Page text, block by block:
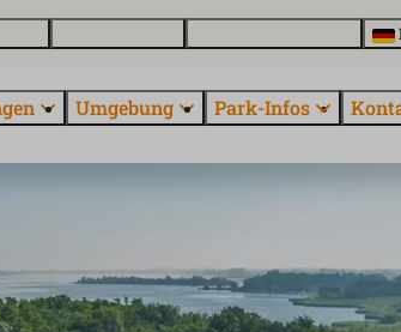
Umgebung Park-Infos